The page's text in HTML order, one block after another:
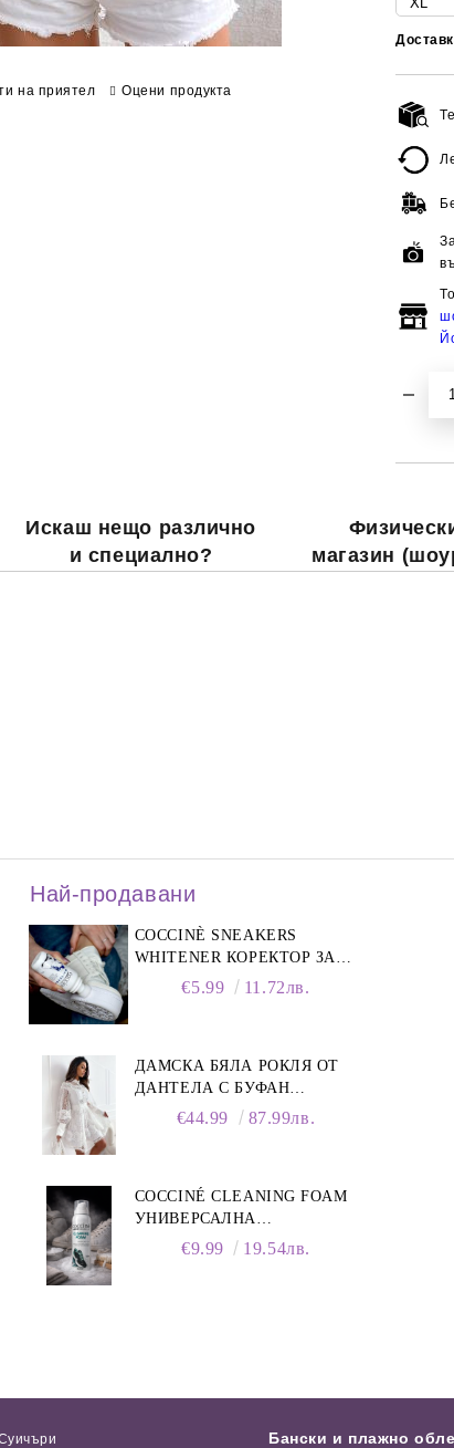
на приятел Оцени продукта
Искаш нещо различно
и специално?
магазин
Най-продавани
COCCINÈ SNEAKERS
WHITENER КОРЕКТОР ЗА
БЕЛИ МАРАТОНКИ, 75 ML
€5.99 11.72лв.
ДАМСКА БЯЛА РОКЛЯ ОТ
ДАНТЕЛА С БУФАН
РЪКАВИ И ЯКА
€44.99 87.99лв.
COCCINÉ CLEANING FOAM
УНИВЕРСАЛНА
ПОЧИСТВАЩА ПЯНА ЗА
€9.99 19.54лв.
Бански и плажно